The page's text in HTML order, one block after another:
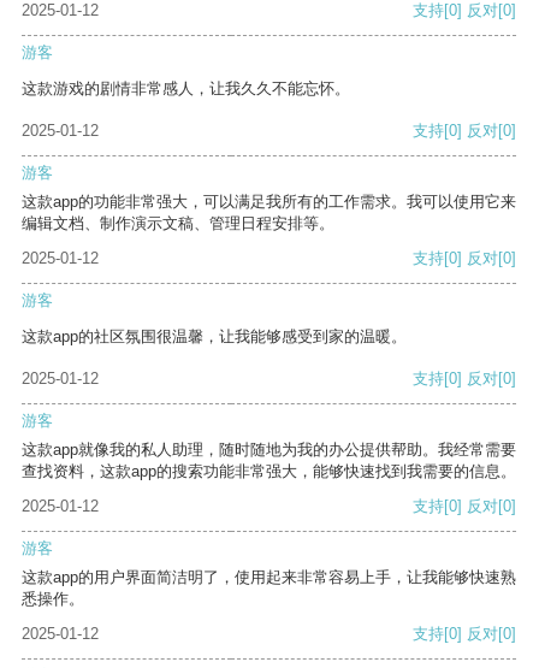
2025-01-12
支持[0] 反对[0]
游客
这款游戏的剧情非常感人，让我久久不能忘怀。
2025-01-12 支持[0] 反对[0]
游客
这款app的功能非常强大，可以满足我所有的工作需求。我可以使用它来
编辑文档、制作演示文稿、管理日程安排等。
2025-01-12
支持[0] 反对[0]
游客
这款app的社区氛围很温馨，让我能够感受到家的温暖。
2025-01-12 支持[0] 反对[0]
游客
这款app就像我的私人助理，随时随地为我的办公提供帮助。我经常需要
查找资料，这款app的搜索功能非常强大，能够快速找到我需要的信息。
2025-01-12
支持[0] 反对[0]
游客
这款app的用户界面简洁明了，使用起来非常容易上手，让我能够快速熟
悉操作。
2025-01-12
支持[0] 反对[0]